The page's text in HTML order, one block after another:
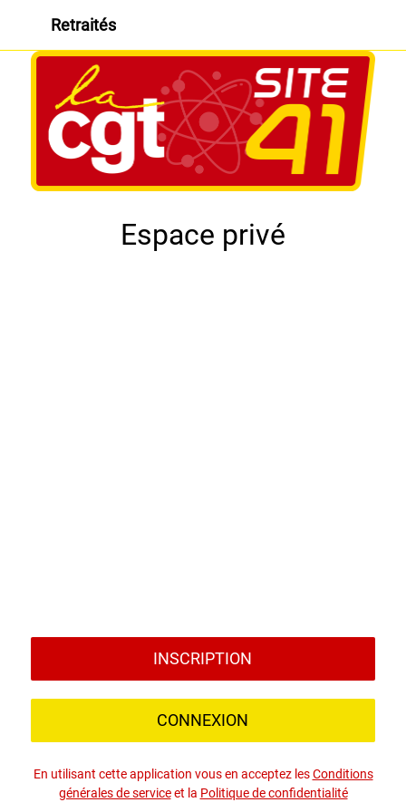
Retraités
Espace privé
INSCRIPTION
CONNEXION
En utilisant cette application vous en acceptez lesConditions
générales de serviceet la Politique de confidentialité